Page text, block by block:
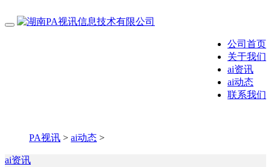
公司首页
关于我们
ai资讯
ai动态
联系我们
PA视讯 > ai动态 >
ai资讯